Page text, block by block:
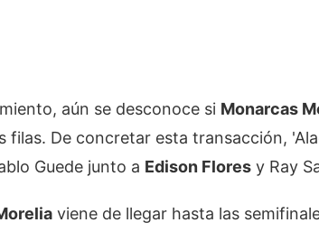
aún se desconoce si Monarcas
filas. De concretar esta transacción,
Guede junto a Edison Flores y Ray
viene de llegar hasta las